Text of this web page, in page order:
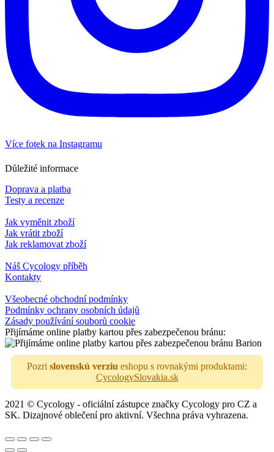
Více fotek na Instagramu
Důležité informace
Doprava a platba
Testy a recenze
Jak vyměnit zboží
Jak vrátit zboží
Jak reklamovat zboží
Náš Cycology příběh
Kontakty
Všeobecné obchodní podmínky
Podmínky ochrany osobních údajů
Zásady používání souborů cookie
Přijímáme online platby kartou přes zabezpečenou bránu:
Pozri slovenskú verziu eshopu s rovnakými produktami:
CycologySlovakia.sk
2021 © Cycology - oficiální zástupce značky Cycology pro CZ a
SK. Dizajnové oblečení pro aktivní. Všechna práva vyhrazena.